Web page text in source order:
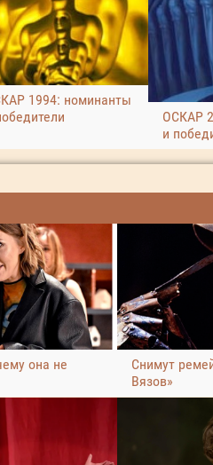
1994: номинанты
ОСКАР
и
она не
Снимут
Вязов»